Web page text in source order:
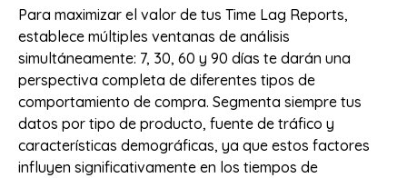
Para maximizar el valor de tus Time Lag Reports,
establece múltiples ventanas de análisis
simultáneamente: 7, 30, 60 y 90 días te darán una
perspectiva completa de diferentes tipos de
comportamiento de compra. Segmenta siempre tus
datos por tipo de producto, fuente de tráfico y
características demográficas, ya que estos factores
influyen significativamente en los tiempos de